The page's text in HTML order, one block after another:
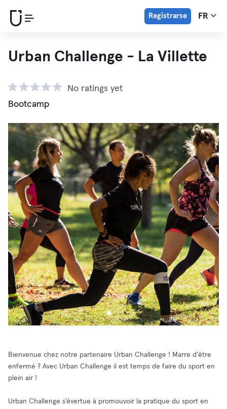
Registrarse FR
Urban Challenge - La Villette
No ratings yet
Bootcamp
Bienvenue chez notre partenaire Urban Challenge ! Marre d'être
enfermé ? Avec Urban Challenge il est temps de faire du sport en
plein air !
Urban Challenge s’évertue à promouvoir la pratique du sport en